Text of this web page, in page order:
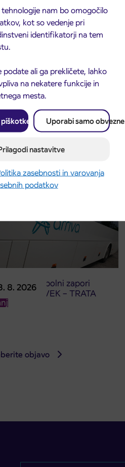
tehnologije nam bo omogočilo
kot so vedenje pri
identifikatorji na tem
podate ali ga prekličete, lahko
na nekatere funkcije in
mesta.
Uporabi samo obvezne
nastavitve
zasebnosti in varovanja
podatkov
8. 2026o popolni zapori
ČEŠNJEVEK – TRATA
objavo